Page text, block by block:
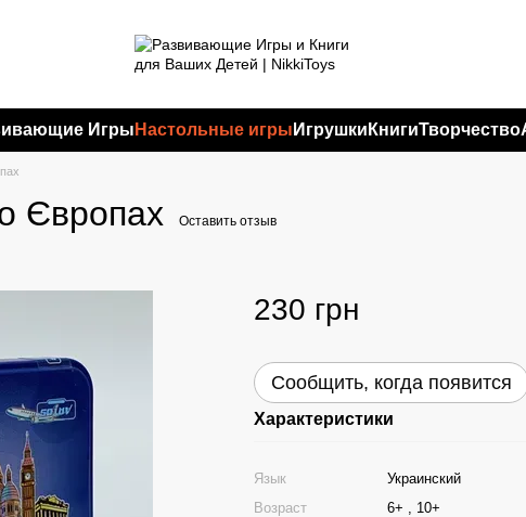
Игры Настольные игры Игрушки КнигиТворчество
Європах Оставить отзыв
230 грн
Сообщить, когда появится
Характеристики
Язык
Украинский
Возраст
6+ , 10+